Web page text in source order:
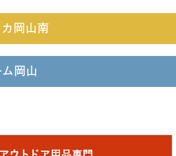
岡山南
ム岡山